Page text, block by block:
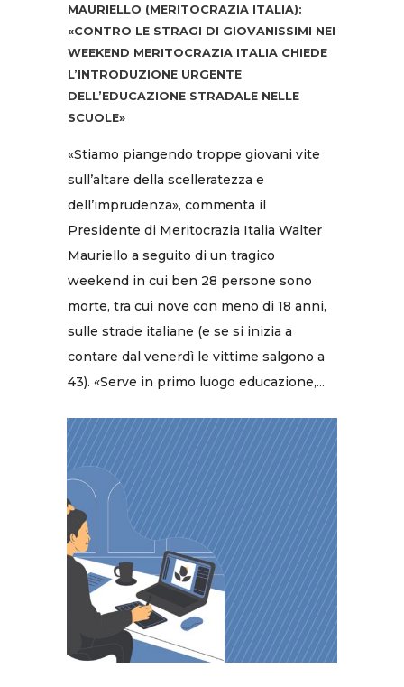
MAURIELLO (MERITOCRAZIA ITALIA):
«CONTRO LE STRAGI DI GIOVANISSIMI NEI
WEEKEND MERITOCRAZIA ITALIA CHIEDE
L’INTRODUZIONE URGENTE
DELL’EDUCAZIONE STRADALE NELLE
SCUOLE»
«Stiamo piangendo troppe giovani vite
sull’altare della scelleratezza e
dell’imprudenza», commenta il
Presidente di Meritocrazia Italia Walter
Mauriello a seguito di un tragico
weekend in cui ben 28 persone sono
morte, tra cui nove con meno di 18 anni,
sulle strade italiane (e se si inizia a
contare dal venerdì le vittime salgono a
43). «Serve in primo luogo educazione,...